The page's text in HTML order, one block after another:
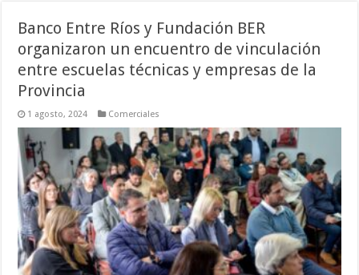
Banco Entre Ríos y Fundación BER
organizaron un encuentro de vinculación
entre escuelas técnicas y empresas de la
Provincia
1 agosto, 2024 Comerciales